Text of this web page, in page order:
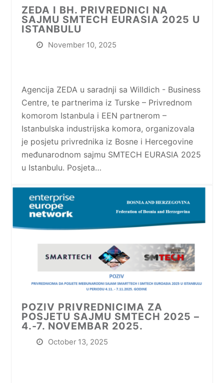
ZEDA I BH. PRIVREDNICI NA
SAJMU SMTECH EURASIA 2025 U
ISTANBULU
November 10, 2025
Agencija ZEDA u saradnji sa Willdich - Business
Centre, te partnerima iz Turske – Privrednom
komorom Istanbula i EEN partnerom –
Istanbulska industrijska komora, organizovala
je posjetu privrednika iz Bosne i Hercegovine
međunarodnom sajmu SMTECH EURASIA 2025
u Istanbulu. Posjeta…
POZIV PRIVREDNICIMA ZA
POSJETU SAJMU SMTECH 2025 –
4.-7. NOVEMBAR 2025.
October 13, 2025